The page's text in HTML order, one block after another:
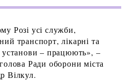
Розі усі служби,
транспорт, лікарні та
установи – працюють», –
Ради оборони міста
Вілкул.